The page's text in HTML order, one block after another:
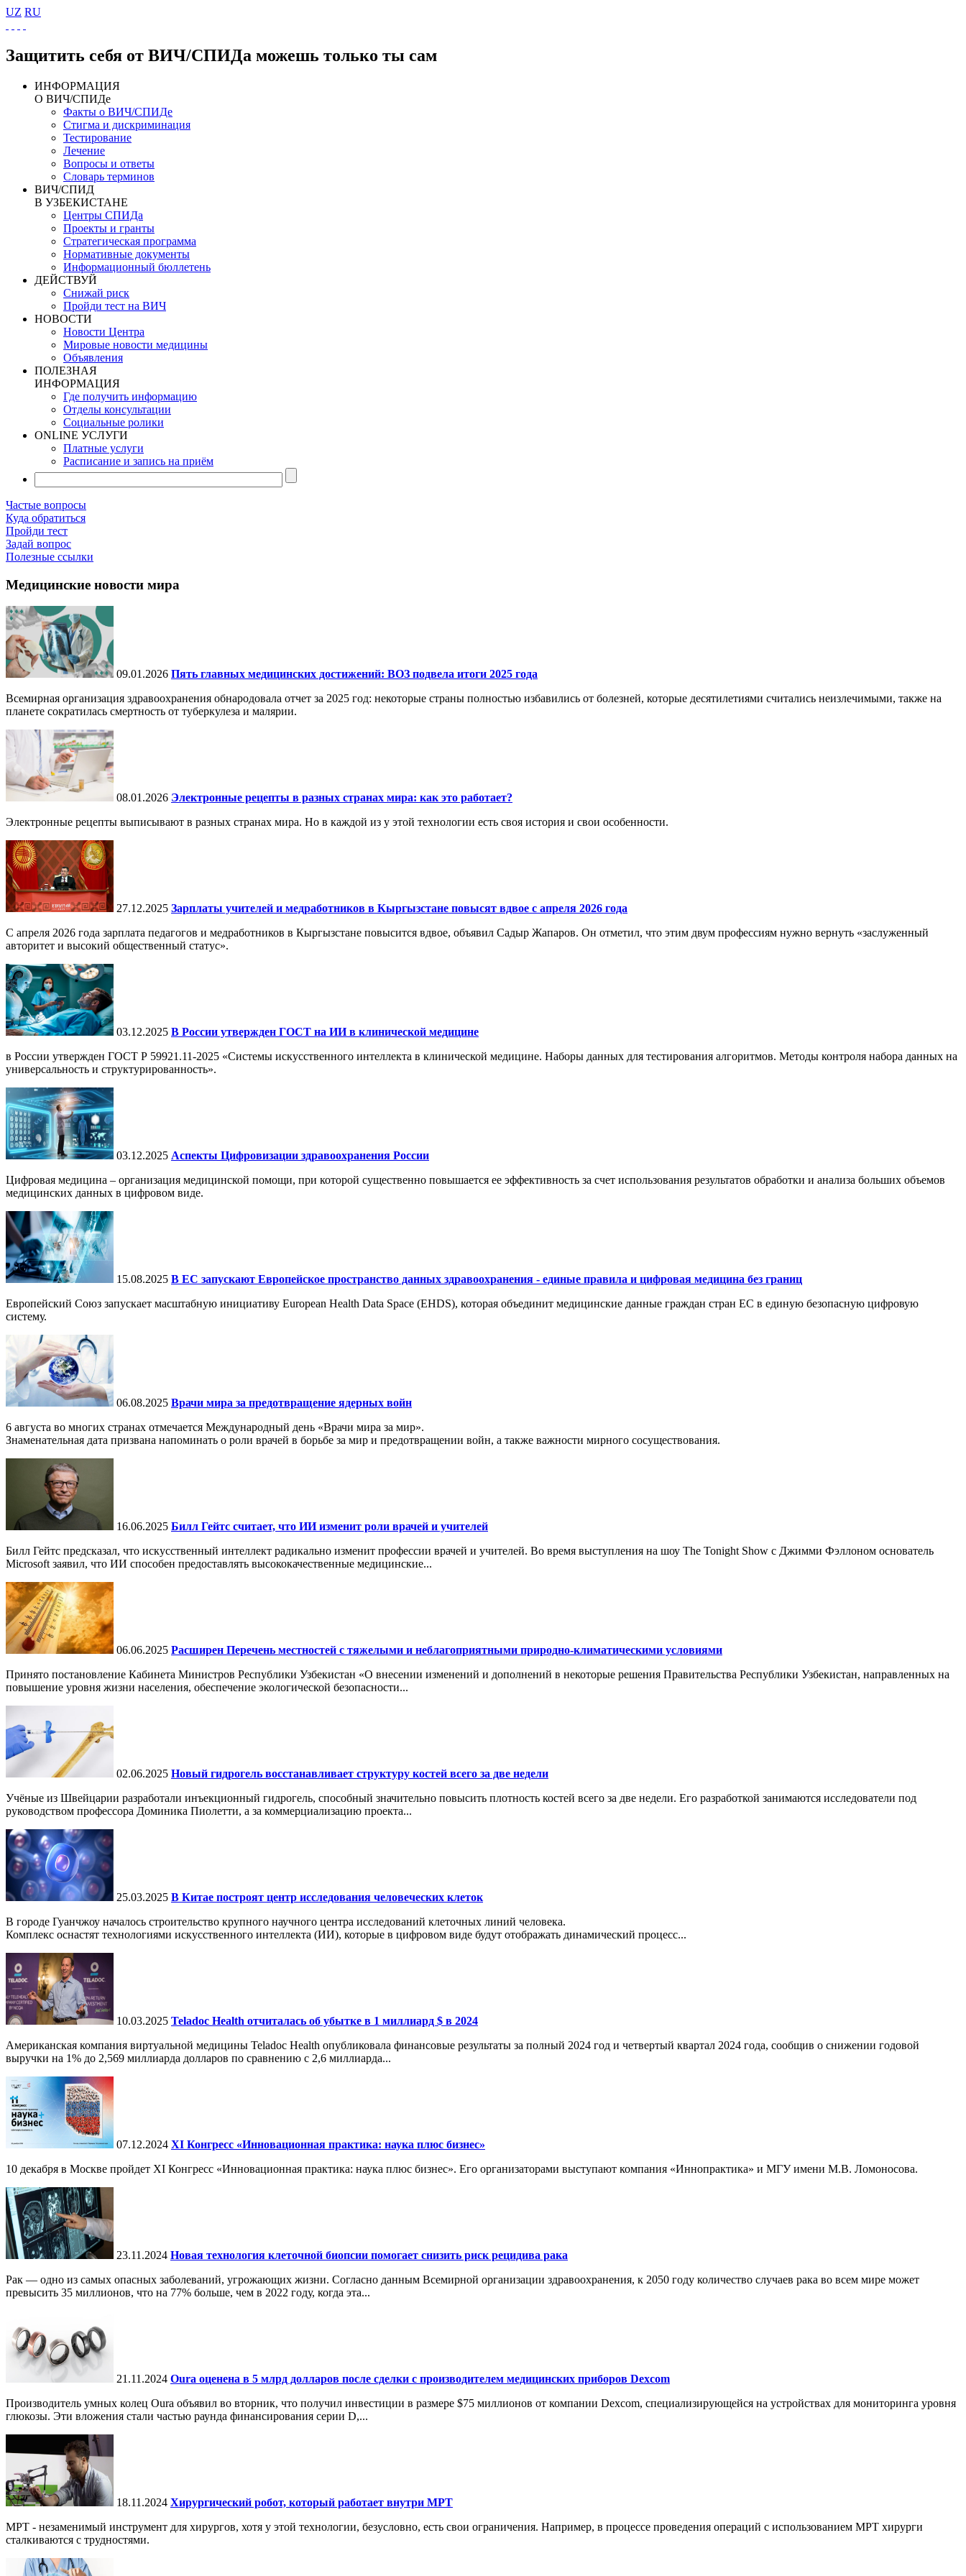
UZ RU
Защитить себя от ВИЧ/СПИДа можешь только ты сам
ИНФОРМАЦИЯ
О ВИЧ/СПИДе
Факты о ВИЧ/СПИДе
Стигма и дискриминация
Тестирование
Лечение
Вопросы и ответы
Словарь терминов
ВИЧ/СПИД
В УЗБЕКИСТАНЕ
Центры СПИДа
Проекты и гранты
Стратегическая программа
Нормативные документы
Информационный бюллетень
ДЕЙСТВУЙ
Снижай риск
Пройди тест на ВИЧ
НОВОСТИ
Новости Центра
Мировые новости медицины
Объявления
ПОЛЕЗНАЯ
ИНФОРМАЦИЯ
Где получить информацию
Отделы консультации
Социальные ролики
ONLINE УСЛУГИ
Платные услуги
Расписание и запись на приём
Частые вопросы
Куда обратиться
Пройди тест
Задай вопрос
Полезные ссылки
Медицинские новости мира
09.01.2026 Пять главных медицинских достижений: ВОЗ подвела итоги 2025 года
Всемирная организация здравоохранения обнародовала отчет за 2025 год: некоторые страны полностью избавились от болезней, которые десятилетиями считались неизлечимыми, также на
планете сократилась смертность от туберкулеза и малярии.
08.01.2026 Электронные рецепты в разных странах мира: как это работает?
Электронные рецепты выписывают в разных странах мира. Но в каждой из у этой технологии есть своя история и свои особенности.
27.12.2025 Зарплаты учителей и медработников в Кыргызстане повысят вдвое с апреля 2026 года
С апреля 2026 года зарплата педагогов и медработников в Кыргызстане повысится вдвое, объявил Садыр Жапаров. Он отметил, что этим двум профессиям нужно вернуть «заслуженный
авторитет и высокий общественный статус».
03.12.2025 В России утвержден ГОСТ на ИИ в клинической медицине
в России утвержден ГОСТ Р 59921.11-2025 «Системы искусственного интеллекта в клинической медицине. Наборы данных для тестирования алгоритмов. Методы контроля набора данных на
универсальность и структурированность».
03.12.2025 Аспекты Цифровизации здравоохранения России
Цифровая медицина – организация медицинской помощи, при которой существенно повышается ее эффективность за счет использования результатов обработки и анализа больших объемов
медицинских данных в цифровом виде.
15.08.2025 В ЕС запускают Европейское пространство данных здравоохранения - единые правила и цифровая медицина без границ
Европейский Союз запускает масштабную инициативу European Health Data Space (EHDS), которая объединит медицинские данные граждан стран ЕС в единую безопасную цифровую
систему.
06.08.2025 Врачи мира за предотвращение ядерных войн
6 августа во многих странах отмечается Международный день «Врачи мира за мир».
Знаменательная дата призвана напоминать о роли врачей в борьбе за мир и предотвращении войн, а также важности мирного сосуществования.
16.06.2025 Билл Гейтс считает, что ИИ изменит роли врачей и учителей
Билл Гейтс предсказал, что искусственный интеллект радикально изменит профессии врачей и учителей. Во время выступления на шоу The Tonight Show с Джимми Фэллоном основатель
Microsoft заявил, что ИИ способен предоставлять высококачественные медицинские...
06.06.2025 Расширен Перечень местностей с тяжелыми и неблагоприятными природно-климатическими условиями
Принято постановление Кабинета Министров Республики Узбекистан «О внесении изменений и дополнений в некоторые решения Правительства Республики Узбекистан, направленных на
повышение уровня жизни населения, обеспечение экологической безопасности...
02.06.2025 Новый гидрогель восстанавливает структуру костей всего за две недели
Учёные из Швейцарии разработали инъекционный гидрогель, способный значительно повысить плотность костей всего за две недели. Его разработкой занимаются исследователи под
руководством профессора Доминика Пиолетти, а за коммерциализацию проекта...
25.03.2025 В Китае построят центр исследования человеческих клеток
В городе Гуанчжоу началось строительство крупного научного центра исследований клеточных линий человека.
Комплекс оснастят технологиями искусственного интеллекта (ИИ), которые в цифровом виде будут отображать динамический процесс...
10.03.2025 Teladoc Health отчиталась об убытке в 1 миллиард $ в 2024
Американская компания виртуальной медицины Teladoc Health опубликовала финансовые результаты за полный 2024 год и четвертый квартал 2024 года, сообщив о снижении годовой
выручки на 1% до 2,569 миллиарда долларов по сравнению с 2,6 миллиарда...
07.12.2024 ХI Конгресс «Инновационная практика: наука плюс бизнес»
10 декабря в Москве пройдет XI Конгресс «Инновационная практика: наука плюс бизнес». Его организаторами выступают компания «Иннопрактика» и МГУ имени М.В. Ломоносова.
23.11.2024 Новая технология клеточной биопсии помогает снизить риск рецидива рака
Рак — одно из самых опасных заболеваний, угрожающих жизни. Согласно данным Всемирной организации здравоохранения, к 2050 году количество случаев рака во всем мире может
превысить 35 миллионов, что на 77% больше, чем в 2022 году, когда эта...
21.11.2024 Oura оценена в 5 млрд долларов после сделки с производителем медицинских приборов Dexcom
Производитель умных колец Oura объявил во вторник, что получил инвестиции в размере $75 миллионов от компании Dexcom, специализирующейся на устройствах для мониторинга уровня
глюкозы. Эти вложения стали частью раунда финансирования серии D,...
18.11.2024 Хирургический робот, который работает внутри МРТ
МРТ - незаменимый инструмент для хирургов, хотя у этой технологии, безусловно, есть свои ограничения. Например, в процессе проведения операций с использованием МРТ хирурги
сталкиваются с трудностями.